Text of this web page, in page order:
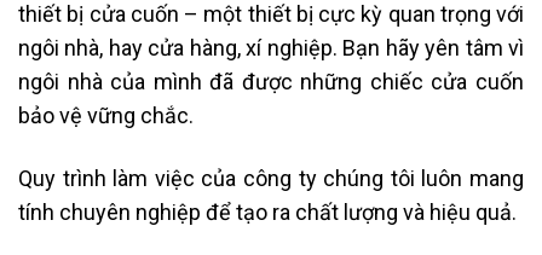
thiết bị cửa cuốn – một thiết bị cực kỳ quan trọng với
ngôi nhà, hay cửa hàng, xí nghiệp. Bạn hãy yên tâm vì
ngôi nhà của mình đã được những chiếc cửa cuốn
bảo vệ vững chắc.
Quy trình làm việc của công ty chúng tôi luôn mang
tính chuyên nghiệp để tạo ra chất lượng và hiệu quả.